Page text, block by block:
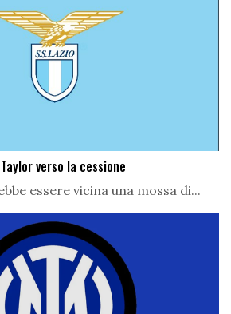
verso la cessione
essere vicina una mossa di...